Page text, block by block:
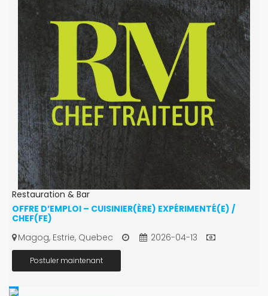
Restauration & Bar
OFFRE D’EMPLOI – CUISINIER(ÈRE) EXPÉRIMENTÉ(E) /
CHEF(FE)
Magog, Estrie, Quebec
2026-04-13
Postuler maintenant